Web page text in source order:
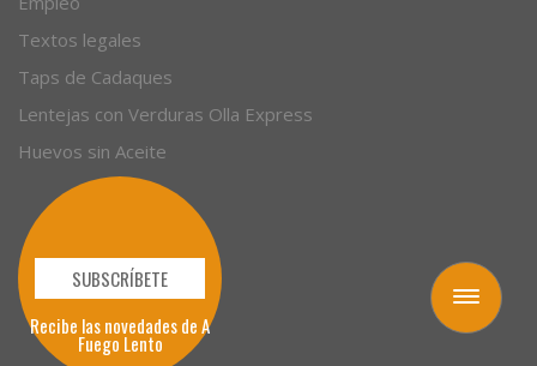
Toggle
navigation
Contacto
Empleo
Textos legales
Taps de Cadaques
Lentejas con Verduras Olla Express
Huevos sin Aceite
SUBSCRÍBETE